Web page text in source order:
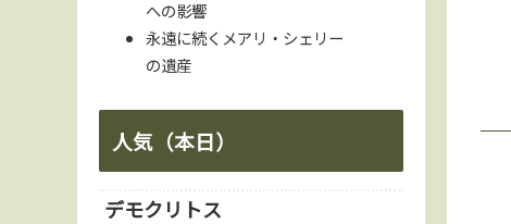
への影響
永遠に続くメアリ・シェリー
の遺産
人気（本日）
デモクリトス